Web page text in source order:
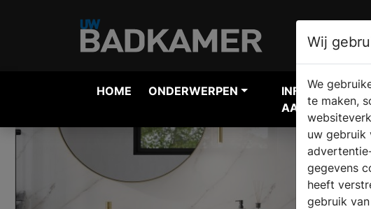
HOME ONDERWERPEN
INFORMATIE
AANVRAGEN
Wij
We
te maken,
uw gebruik
gegevens
heeft
gebruik